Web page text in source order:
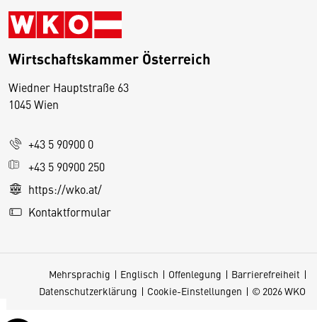
Wirtschaftskammer Österreich
Wiedner Hauptstraße 63
1045 Wien
+43 5 90900 0
+43 5 90900 250
https://wko.at/
Kontaktformular
Mehrsprachig Englisch Offenlegung
Barrierefreiheit
Datenschutzerklärung
Cookie-Einstellungen © 2026 WKO
D
s
e
S
e